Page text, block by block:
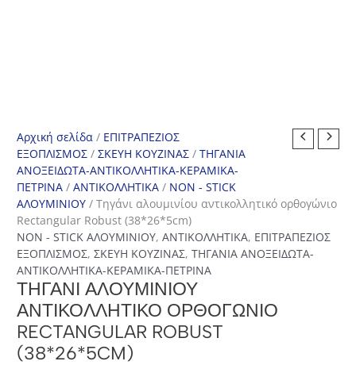
Αρχική σελίδα / ΕΠΙΤΡΑΠΕΖΙΟΣ
ΕΞΟΠΛΙΣΜΟΣ /ΣΚΕΥΗ ΚΟΥΖΙΝΑΣ /ΤΗΓΑΝΙΑ
ΑΝΟΞΕΙΔΩΤΑ-ΑΝΤΙΚΟΛΛΗΤΙΚΑ-ΚΕΡΑΜΙΚΑ-
ΠΕΤΡΙΝΑ /ΑΝΤΙΚΟΛΛΗΤΙΚΑ / NON - STICK
ΑΛΟΥΜΙΝΙΟΥ / Τηγάνι αλουμινίου αντικολλητικό ορθογώνιο
Rectangular Robust (38*26*5cm)
NON - STICK ΑΛΟΥΜΙΝΙΟΥ,ΑΝΤΙΚΟΛΛΗΤΙΚΑ, ΕΠΙΤΡΑΠΕΖΙΟΣ
ΕΞΟΠΛΙΣΜΟΣ,ΣΚΕΥΗ ΚΟΥΖΙΝΑΣ,ΤΗΓΑΝΙΑ ΑΝΟΞΕΙΔΩΤΑ-
ΑΝΤΙΚΟΛΛΗΤΙΚΑ-ΚΕΡΑΜΙΚΑ-ΠΕΤΡΙΝΑ
ΤΗΓΆΝΙ ΑΛΟΥΜΙΝΊΟΥ
ΑΝΤΙΚΟΛΛΗΤΙΚΌ ΟΡΘΟΓΏΝΙΟ
RECTANGULAR ROBUST
(38*26*5CM)